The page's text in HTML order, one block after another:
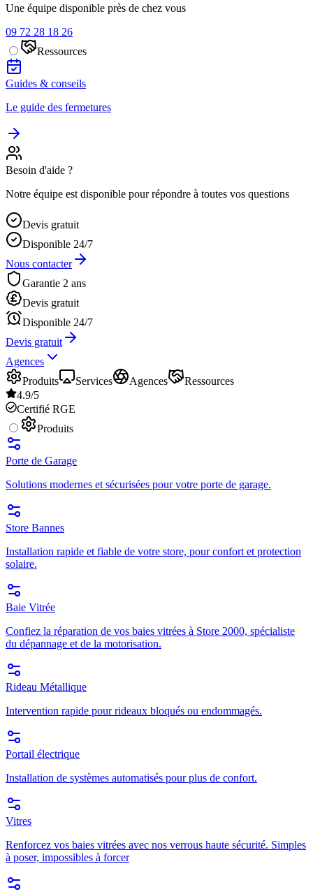
Une équipe disponible près de chez vous
09 72 28 18 26
Ressources
Guides & conseils
Le guide des fermetures
Besoin d'aide ?
Notre équipe est disponible pour répondre à toutes vos questions
Devis gratuit
Disponible 24/7
Nous contacter
Garantie 2 ans
Devis gratuit
Disponible 24/7
Devis gratuit
Agences
Produits
Services Agences
Ressources
4.9/5
Certifié RGE
Produits
Porte de Garage
Solutions modernes et sécurisées pour votre porte de garage.
Store Bannes
Installation rapide et fiable de votre store, pour confort et protection
solaire.
Baie Vitrée
Confiez la réparation de vos baies vitrées à Store 2000, spécialiste
du dépannage et de la motorisation.
Rideau Métallique
Intervention rapide pour rideaux bloqués ou endommagés.
Portail électrique
Installation de systèmes automatisés pour plus de confort.
Vitres
Renforcez vos baies vitrées avec nos verrous haute sécurité. Simples
à poser, impossibles à forcer